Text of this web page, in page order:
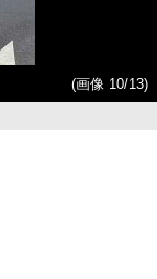
(画像 10/13)